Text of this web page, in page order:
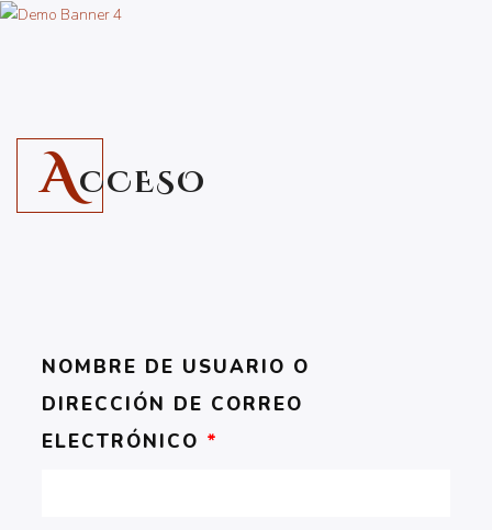
ACCESO
NOMBRE DE USUARIO O
DIRECCIÓN DE CORREO
ELECTRÓNICO *